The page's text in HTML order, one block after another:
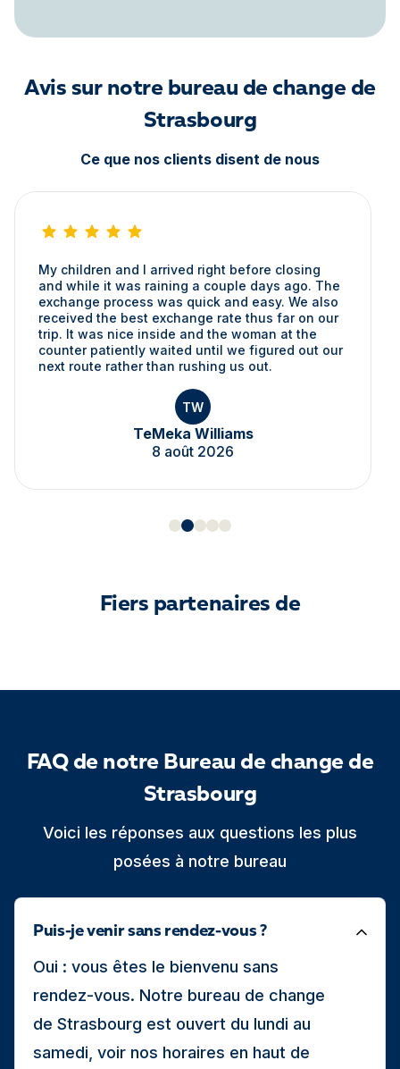
Avis sur notre bureau de change de
Strasbourg
Ce que nos clients disent de nous
My children and I arrived right before closing
and while it was raining a couple days ago. The
exchange process was quick and easy. We also
received the best exchange rate thus far on our
trip. It was nice inside and the woman at the
counter patiently waited until we figured out our
next route rather than rushing us out.
TW
TeMeka Williams
8 août 2026
Fiers partenaires de
FAQ de notre Bureau de change de
Strasbourg
Voici les réponses aux questions les plus
posées à notre bureau
Puis-je venir sans rendez-vous ?
Oui : vous êtes le bienvenu sans
rendez-vous. Notre bureau de change
de Strasbourg est ouvert du lundi au
samedi, voir nos horaires en haut de